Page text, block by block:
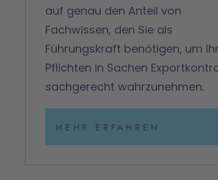
auf genau den Anteil von
Fachwissen, den Sie als
Führungskraft benötigen, um
Pflichten in Sachen
sachgerecht wahrzunehmen.
MEHR ERFAHREN